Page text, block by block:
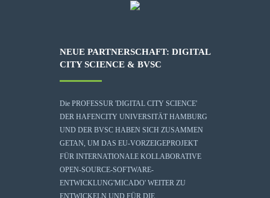
NEUE PARTNERSCHAFT: DIGITAL
CITY SCIENCE & BVSC
Die PROFESSUR 'DIGITAL CITY SCIENCE'
DER HAFENCITY UNIVERSITÄT HAMBURG
UND DER BVSC HABEN SICH ZUSAMMEN
GETAN, UM DAS EU-VORZEIGEPROJEKT
FÜR INTERNATIONALE KOLLABORATIVE
OPEN-SOURCE-SOFTWARE-
ENTWICKLUNG'MICADO' WEITER ZU
ENTWICKELN UND FÜR DIE